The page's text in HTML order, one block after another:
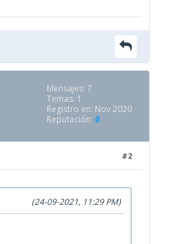
Mensajes: 7
Temas: 1
Registro en: Nov 2020
Reputación: 0
#2
(24-09-2021, 11:29 PM)